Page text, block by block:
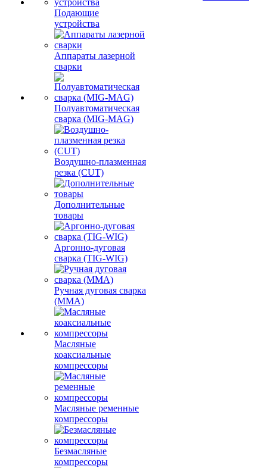
Подающие
устройства
Аппараты лазерной
сварки
Полуавтоматическая
сварка (MIG-MAG)
Воздушно-плазменная
резка (CUT)
Дополнительные
товары
Аргонно-дуговая
сварка (TIG-WIG)
Ручная дуговая сварка
(MMA)
Масляные
коаксиальные
компрессоры
Масляные ременные
компрессоры
Безмасляные
компрессоры